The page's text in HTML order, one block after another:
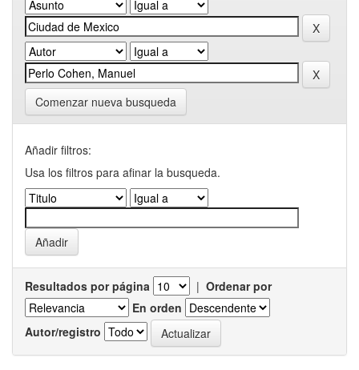
Comenzar nueva busqueda
Añadir filtros:
Usa los filtros para afinar la busqueda.
Resultados por página | Ordenar por
En orden
Autor/registro